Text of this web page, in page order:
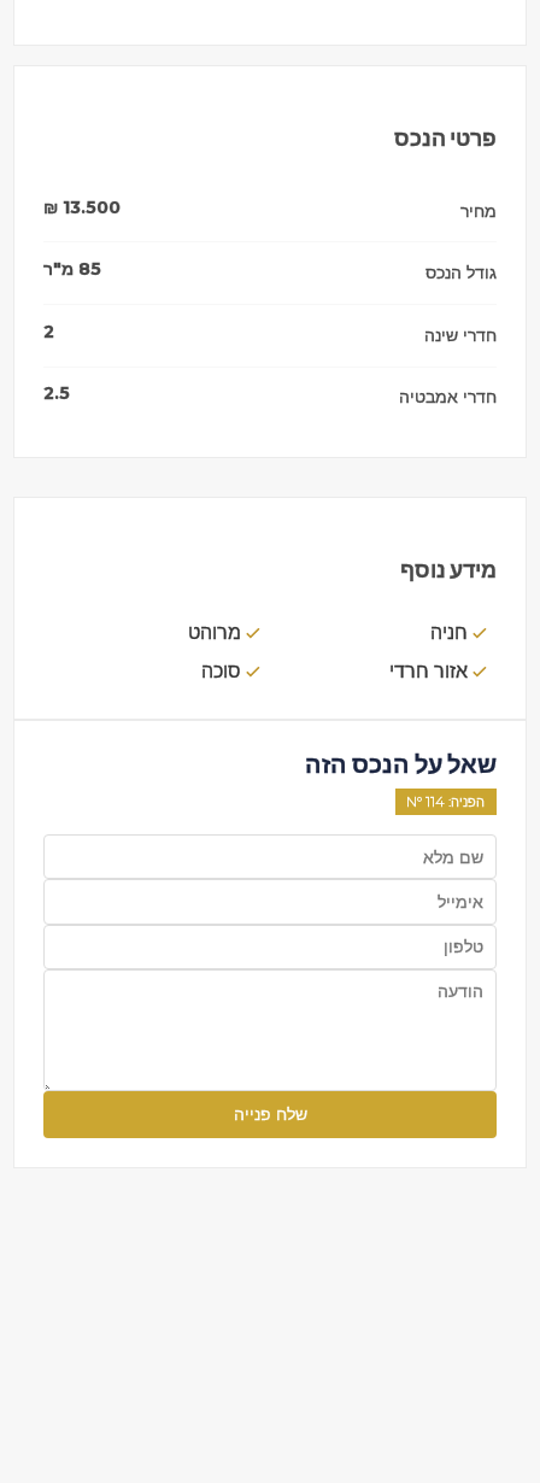
פרטי הנכס
מחיר 13.500
₪
גודל הנכס 85 מ"ר
חדרי שינה 2
חדרי אמבטיה 2.5
מידע נוסף
חניה
מרוהט
אזור חרדי
סוכה
שאל על הנכס הזה
הפניה: Nº
114
שלח פנייה